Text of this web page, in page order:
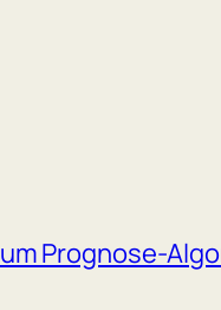
Prognose-